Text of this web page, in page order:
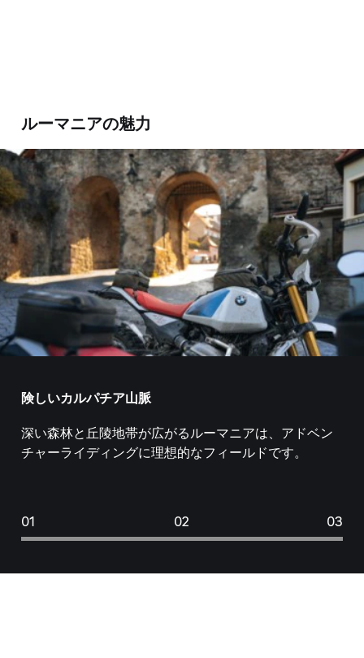
ルーマニアの魅力
険しいカルパチア山脈
深い森林と丘陵地帯が広がるルーマニアは、アドベン
チャーライディングに理想的なフィールドです。
01 02 03